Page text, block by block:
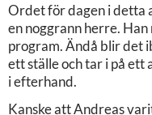
Ordet för dagen i detta
en noggrann herre.
program. Ändå blir det
ett ställe och tar i på
i efterhand.
Kanske att Andreas